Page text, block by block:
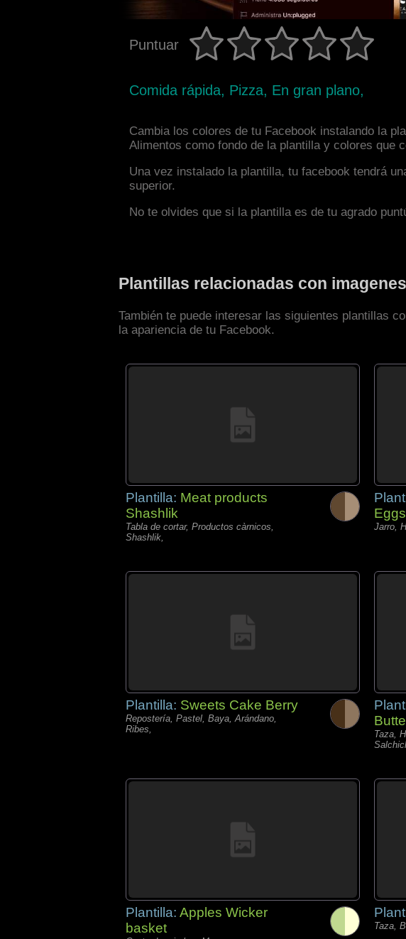
Puntuar
Comida rápida, Pizza, En gran plano,
Cambia los colores de tu Facebook instalando la
Alimentos como fondo de la plantilla y colores que
Una vez instalado la plantilla, tu facebook tendrá
superior.
No te olvides que si la plantilla es de tu agrado
Plantillas relacionadas con
También te puede interesar las siguientes plantillas
la apariencia de tu Facebook.
Plantilla: Meat products
Shashlik
Tabla de cortar, Productos càrnicos,
Shashlik,
Eggs
Jarro,
Plantilla: Sweets Cake Berry
Repostería, Pastel, Baya, Arándano,
Ribes,
Taza,
Plantilla: Apples Wicker
basket
Taza,